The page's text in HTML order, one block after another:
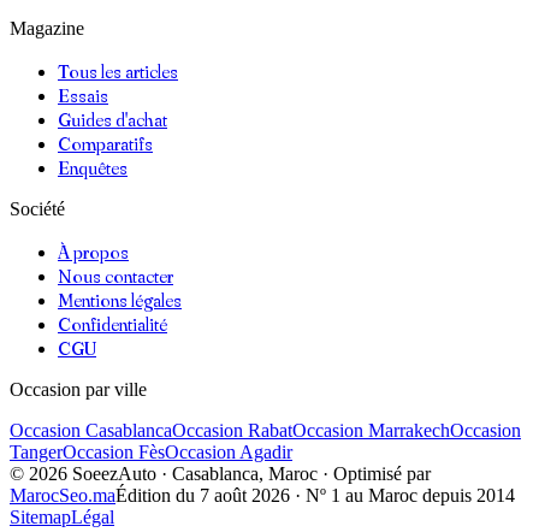
Magazine
Tous les articles
Essais
Guides d'achat
Comparatifs
Enquêtes
Société
À propos
Nous contacter
Mentions légales
Confidentialité
CGU
Occasion par ville
Occasion CasablancaOccasion RabatOccasion MarrakechOccasion
TangerOccasion FèsOccasion Agadir
© 2026 SoeezAuto · Casablanca, Maroc · Optimisé par
MarocSeo.maÉdition du 7 août 2026 · Nº 1 au Maroc depuis 2014
SitemapLégal